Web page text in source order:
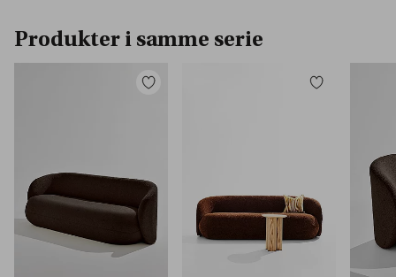
Produkter i samme serie
Tilføj
Tilføj